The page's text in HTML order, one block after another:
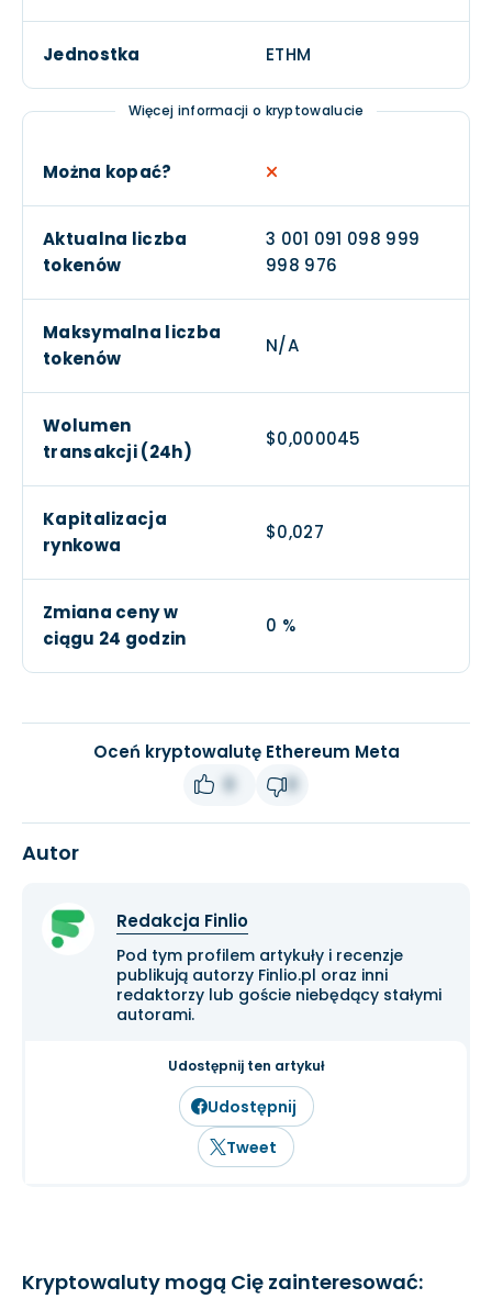
Jednostka ETHM
Więcej informacji o kryptowalucie
Można kopać?
Aktualna liczba
tokenów
3 001 091 098 999
998 976
Maksymalna liczba
tokenów
N/A
Wolumen
transakcji (24h)
$0,000045
Kapitalizacja
rynkowa
$0,027
Zmiana ceny w
ciągu 24 godzin
0 %
Oceń kryptowalutę Ethereum Meta
Autor
Redakcja Finlio
Pod tym profilem artykuły i recenzje
publikują autorzy Finlio.pl oraz inni
redaktorzy lub goście niebędący stałymi
autorami.
Udostępnij ten artykuł
Udostępnij
Tweet
Kryptowaluty mogą Cię zainteresować: